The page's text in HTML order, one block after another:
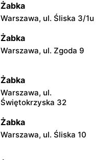
Żabka
Warszawa, ul. Śliska 3/1u
Żabka
Warszawa, ul. Zgoda 9
Żabka
Warszawa, ul.
Świętokrzyska 32
Żabka
Warszawa, ul. Śliska 10